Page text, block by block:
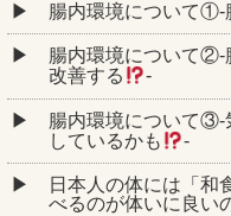
腸内環境について①‐
腸内環境について
改善する
‐
腸内環境について③‐
しているかも
‐
日本人の体には「和
べるのが体いに良い